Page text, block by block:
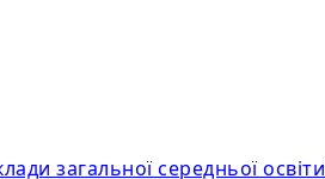
загальної середньої освіти